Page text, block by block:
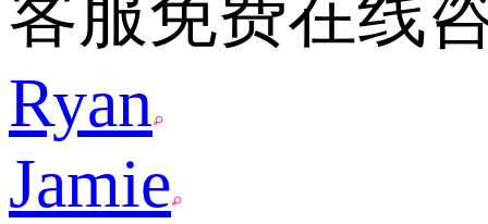
客服免费在线
Ryan
Jamie